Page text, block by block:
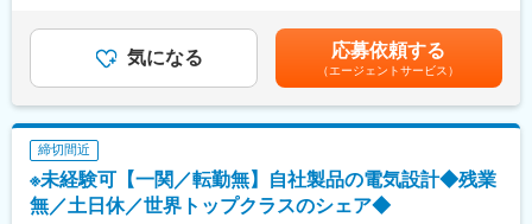
・商談やメンテナンス等の対応のため、歯科医院が開業している
土曜日の勤務が発生することがあります。※振休有り
■当社の魅力：
歯科業界に特化して事業展開しており、国内で50％以上の歯科医
療機器シェアを占める商品もあり、「歯科医療機器ならヨシダ」
と言われるほどの知名度を築いています。またDXの分野でも先進
的に挑戦しており、業界注目度の高い歯科用CADCAMをはじめ、
３D－CADなど
「OHTAKEブランド」は世界中の工場に欠かせない存在です。
・地方にある中小企業でありながら、世界に通用する製品をつく
るメーカーです。世界中から問い合わせが来ます。
・大学や研究機関等とも協働し、研究開発にも力を入れていま
考を通じて上下する可能性があります。月給(月額)は固定手当を含
めた表記です。
気になる 応募依頼する
（エージェントサービス）
締切間近
※未経験可【一関／転勤無】自社製品の電気設計◆残業
無／土日休／世界トップクラスのシェア◆